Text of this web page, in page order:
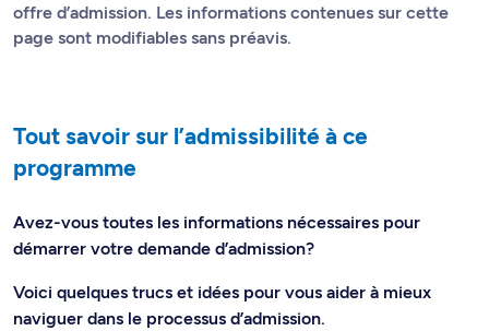
offre d’admission. Les informations contenues sur cette
page sont modifiables sans préavis.
Tout savoir sur l’admissibilité à ce
programme
Avez-vous toutes les informations nécessaires pour
démarrer votre demande d’admission?
Voici quelques trucs et idées pour vous aider à mieux
naviguer dans le processus d’admission.